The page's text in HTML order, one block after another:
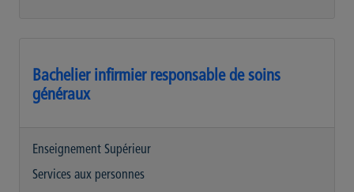
Bachelier infirmier responsable de soins
généraux
Enseignement Supérieur
Services aux personnes